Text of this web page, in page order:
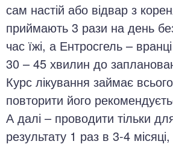
сам настій або відвар з
приймають 3 рази на день
час їжі, а Ентросгель –
30 – 45 хвилин до
Курс лікування займає
повторити його
А далі – проводити тільки
результату 1 раз в 3-4